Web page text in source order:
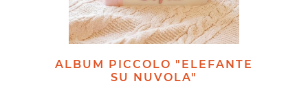
ALBUM PICCOLO "ELEFANTE
SU NUVOLA"